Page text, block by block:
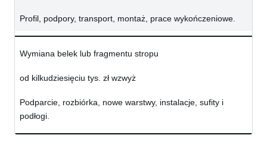
Profil, podpory, transport, montaż, prace wykończeniowe.
Wymiana belek lub fragmentu stropu
od kilkudziesięciu tys. zł wzwyż
Podparcie, rozbiórka, nowe warstwy, instalacje, sufity i
podłogi.